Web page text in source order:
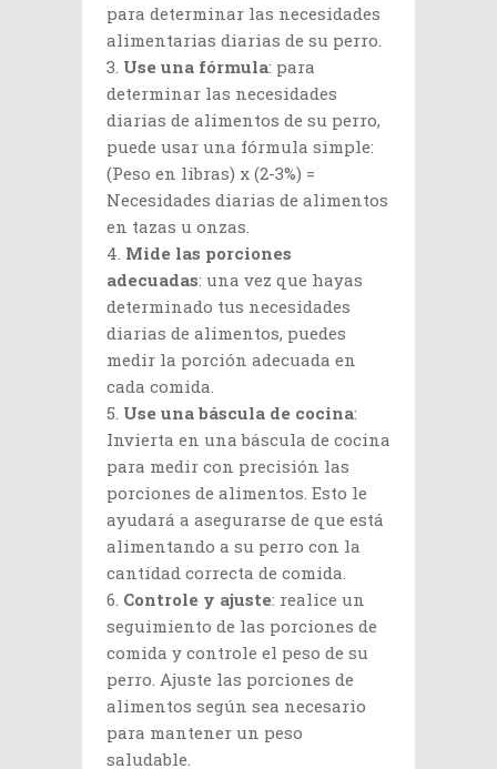
para determinar las necesidades
alimentarias diarias de su perro.
Use una fórmula: para
determinar las necesidades
diarias de alimentos de su perro,
puede usar una fórmula simple:
(Peso en libras) x (2-3%) =
Necesidades diarias de alimentos
en tazas u onzas.
Mide las porciones
adecuadas: una vez que hayas
determinado tus necesidades
diarias de alimentos, puedes
medir la porción adecuada en
cada comida.
Use una báscula de cocina:
Invierta en una báscula de cocina
para medir con precisión las
porciones de alimentos. Esto le
ayudará a asegurarse de que está
alimentando a su perro con la
cantidad correcta de comida.
Controle y ajuste: realice un
seguimiento de las porciones de
comida y controle el peso de su
perro. Ajuste las porciones de
alimentos según sea necesario
para mantener un peso
saludable.